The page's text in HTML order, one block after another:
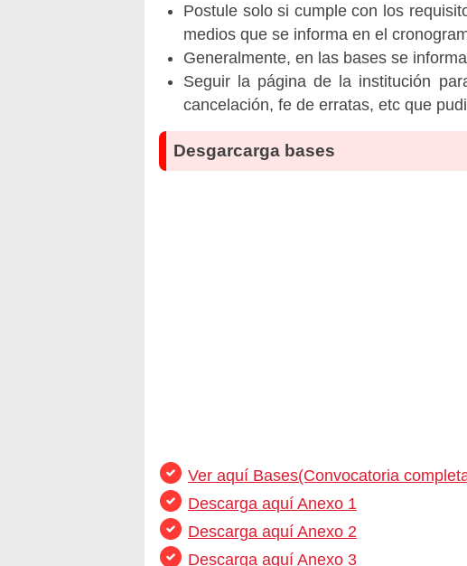
Postule solo si cumple con los
medios que se informa en el
Generalmente, en las bases se
Seguir la página de la institución
cancelación, fe de erratas, etc que
Desgarcarga bases
Ver aquí Bases(Convocatoria
Descarga aquí Anexo 1
Descarga aquí Anexo 2
Descarga aquí Anexo 3